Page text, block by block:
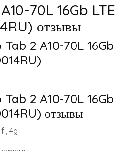
70L 16Gb LTE
отзывы
2 A10-70L 16Gb
2 A10-70L 16Gb
отзывы
4g